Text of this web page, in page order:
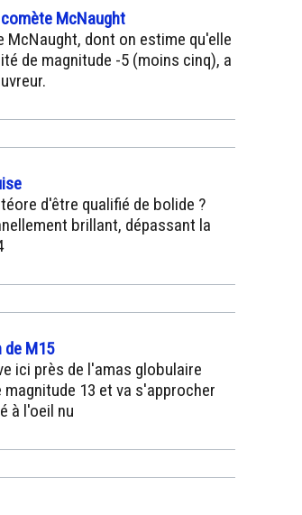
McNaught
McNaught, dont on estime qu'elle
de magnitude -5 (moins cinq), a
d'être qualifié de bolide ?
brillant, dépassant la
de M15
ici près de l'amas globulaire
13 et va s'approcher
à l'oeil nu